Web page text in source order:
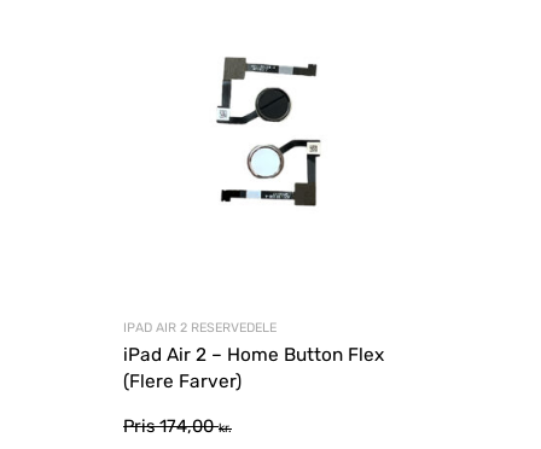
IPAD AIR 2 RESERVEDELE
iPad Air 2 – Home Button Flex
(Flere Farver)
Pris174,00kr.